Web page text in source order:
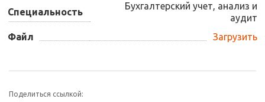
Специальность
Бухгалтерский учет, анализ и
аудит
Файл
Загрузить
Поделиться ссылкой: